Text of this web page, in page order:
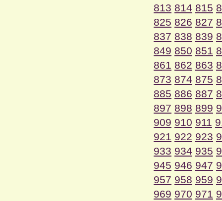
813 814 815
825 826 827
837 838 839
849 850 851
861 862 863
873 874 875
885 886 887
897 898 899
909 910 911
921 922 923
933 934 935
945 946 947
957 958 959
969 970 971